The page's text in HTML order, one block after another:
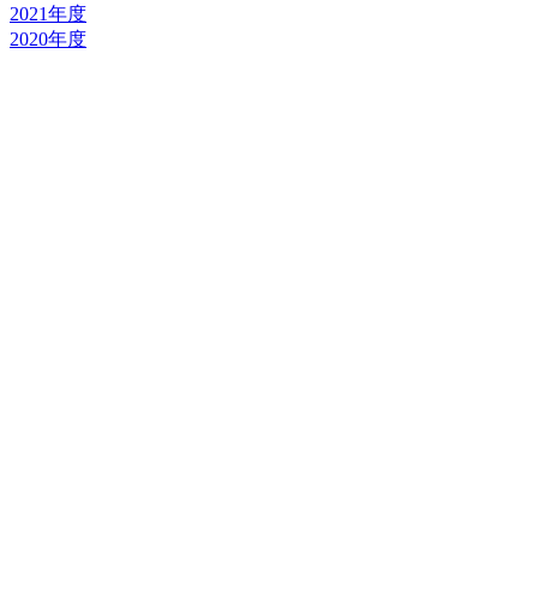
2021年度
2020年度